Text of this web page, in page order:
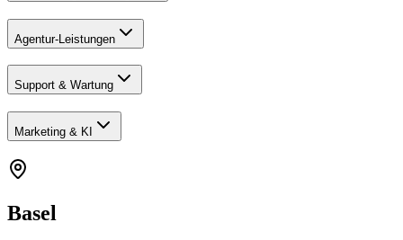
Agentur-Leistungen
Support & Wartung
Marketing & KI
Basel